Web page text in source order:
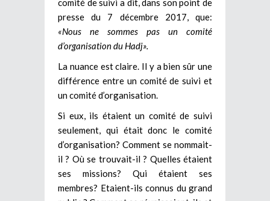
presse du 7 décembre 2017, que:
«Nous ne sommes pas un comité
d’organisation du Hadj».
La nuance est claire. Il y a bien sûr une
différence entre un comité de suivi et
un comité d’organisation.
Si eux, ils étaient un comité de suivi
seulement, qui était donc le comité
d’organisation? Comment se nommait-
il ? Où se trouvait-il ? Quelles étaient
ses missions? Qui étaient ses
membres? Etaient-ils connus du grand